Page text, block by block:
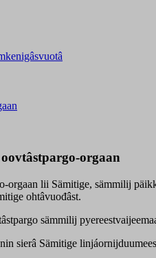
orgaan
orgaan lii Sämitige, sämmilij
ohtâvuođâst.
sämmilij
sierâ Sämitige